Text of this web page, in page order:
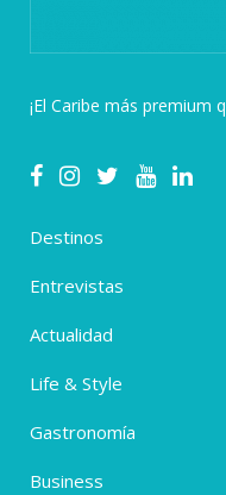
¡El Caribe más premium
Destinos
Entrevistas
Actualidad
Life & Style
Gastronomía
Business